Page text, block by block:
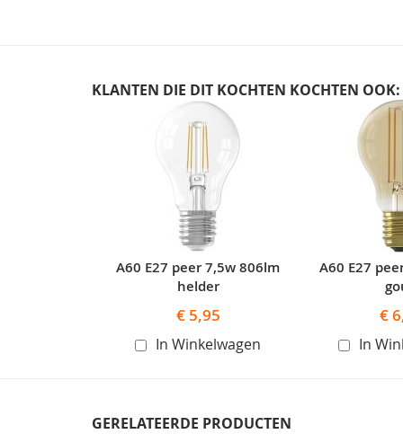
KLANTEN DIE DIT KOCHTEN KOCHTEN OOK:
A60 E27 peer 7,5w 806lm
helder
€ 5,95
In Winkelwagen
A60 E27
€
In
GERELATEERDE PRODUCTEN